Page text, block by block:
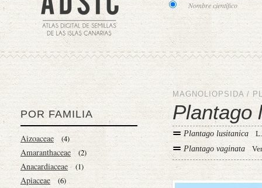
Nombre científico
POR FAMILIA
Aizoaceae (4)
Amaranthaceae (2)
Anacardiaceae (1)
Apiaceae (6)
MAGNOLIOPSIDA /
Plantago
Plantago lusitanica
Plantago vaginata